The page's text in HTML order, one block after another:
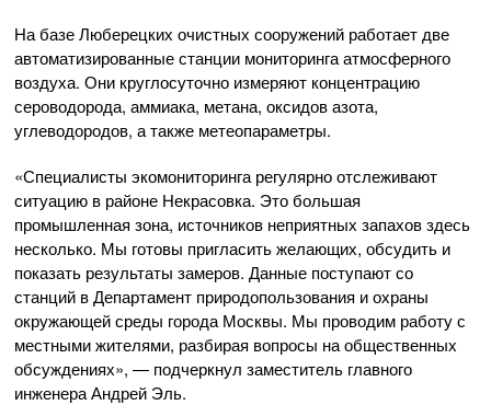
На базе Люберецких очистных сооружений работает две
автоматизированные станции мониторинга атмосферного
воздуха. Они круглосуточно измеряют концентрацию
сероводорода, аммиака, метана, оксидов азота,
углеводородов, а также метеопараметры.
«Специалисты экомониторинга регулярно отслеживают
ситуацию в районе Некрасовка. Это большая
промышленная зона, источников неприятных запахов здесь
несколько. Мы готовы пригласить желающих, обсудить и
показать результаты замеров. Данные поступают со
станций в Департамент природопользования и охраны
окружающей среды города Москвы. Мы проводим работу с
местными жителями, разбирая вопросы на общественных
обсуждениях», — подчеркнул заместитель главного
инженера Андрей Эль.